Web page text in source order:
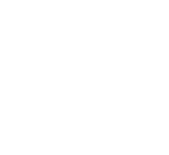
トパフォーマンスの観点から、
燃えない」という特性からも
た断熱材といえます。
ければ効果が得られません。